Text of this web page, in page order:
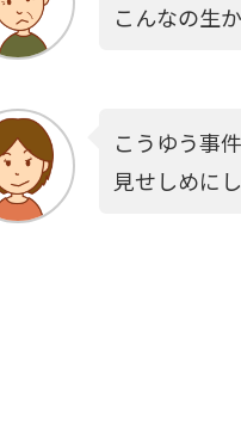
こんなの生
こうゆう事
見せしめに